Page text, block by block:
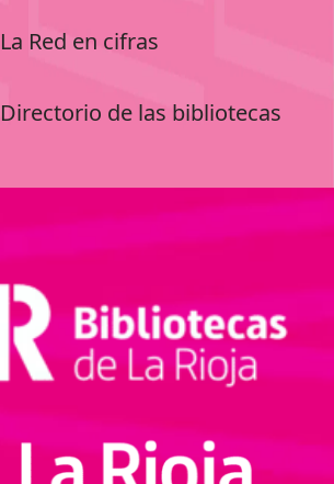
La Red en cifras
Directorio de las bibliotecas